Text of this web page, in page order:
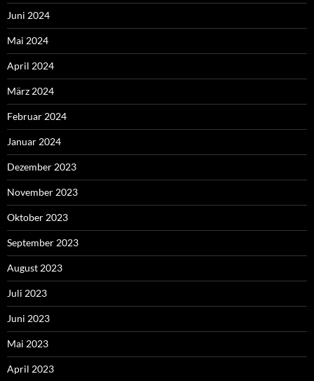
Juni 2024
Mai 2024
April 2024
März 2024
Februar 2024
Januar 2024
Dezember 2023
November 2023
Oktober 2023
September 2023
August 2023
Juli 2023
Juni 2023
Mai 2023
April 2023